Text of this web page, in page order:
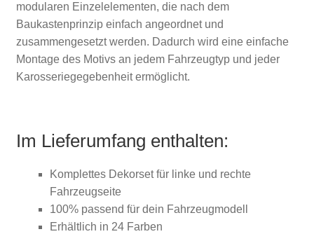
modularen Einzelelementen, die nach dem
Baukastenprinzip einfach angeordnet und
zusammengesetzt werden. Dadurch wird eine einfache
Montage des Motivs an jedem Fahrzeugtyp und jeder
Karosseriegegebenheit ermöglicht.
Im Lieferumfang enthalten:
Komplettes Dekorset für linke und rechte
Fahrzeugseite
100% passend für dein Fahrzeugmodell
Erhältlich in 24 Farben